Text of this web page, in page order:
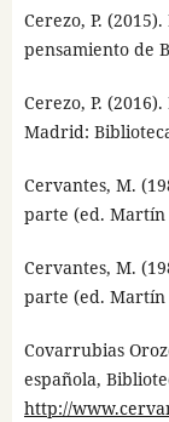
Cerezo, P.
pensamiento de
Cerezo, P.
Madrid:
Cervantes, M.
parte (ed. Martín
Cervantes, M.
parte (ed. Martín
Covarrubias
española,
http://